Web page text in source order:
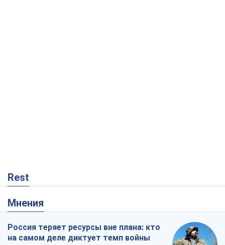
Rest
Мнения
Россия теряет ресурсы вне плана: кто
на самом деле диктует темп войны